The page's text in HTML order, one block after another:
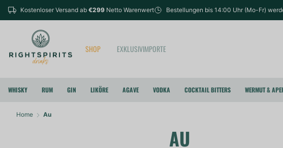
Kostenloser Versand ab €299 Netto Warenwert Bestellungen bis 14:00 Uhr (Mo-Fr)
SHOP EXKLUSIVIMPORTE
WHISKY RUM GIN LIKÖRE AGAVE VODKA COCKTAIL BITTERS WERMUT &
Home Au
AU